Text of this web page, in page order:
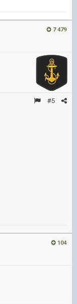
7 479
#5
104